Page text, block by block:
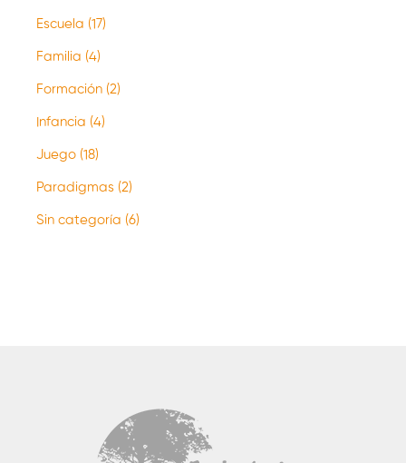
Escuela (17)
Familia (4)
Formación (2)
Infancia (4)
Juego (18)
Paradigmas (2)
Sin categoría (6)